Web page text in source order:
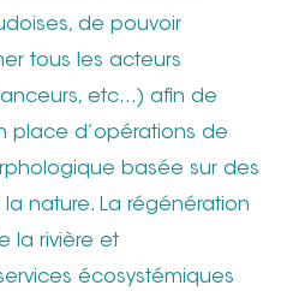
de pouvoir
tous les acteurs
etc…) afin de
place d’opérations de
basée sur des
nature. La régénération
la rivière et
écosystémiques